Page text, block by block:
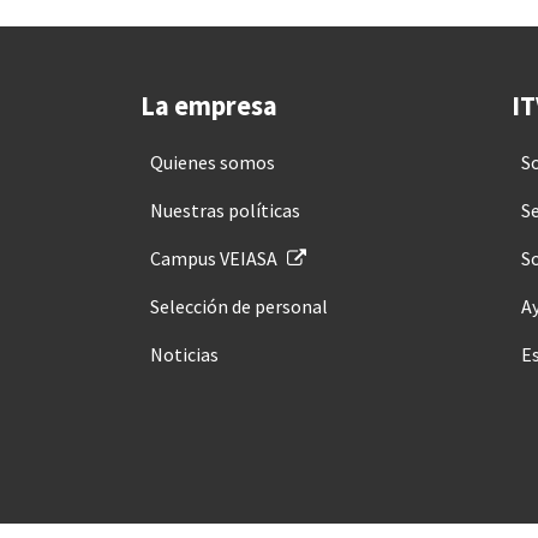
La empresa
Quienes somos
Nuestras políticas
Campus VEIASA
Selección de personal
Noticias